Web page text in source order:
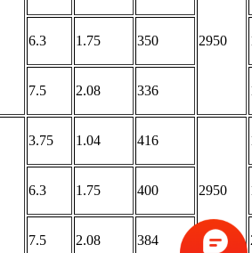
2950
6.3 1.75 350
7.5 2.08 336
3.75 1.04 416
2950
6.3 1.75 400
7.5 2.08 384